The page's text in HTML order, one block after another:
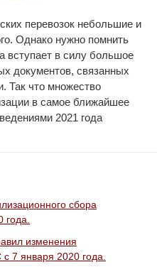
перевозок небольшие и
Однако нужно помнить
вступает в силу большое
документов, связанных
Так что множество
в самое ближайшее
2021 года
сбора
года.
изменения
с 7 января 2020 года.